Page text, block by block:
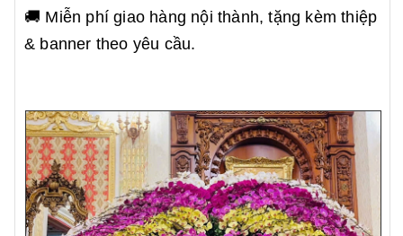
🚚 Miễn phí giao hàng nội thành, tặng kèm thiệp
& banner theo yêu cầu.